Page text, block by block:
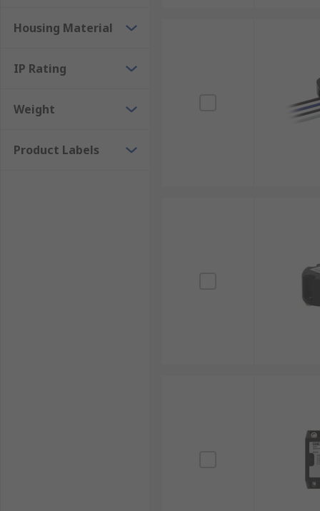
Housing Material
IP Rating
Weight
Product Labels